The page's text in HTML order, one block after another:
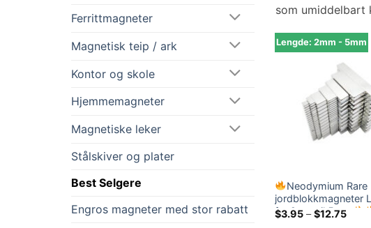
Ferrittmagneter
Magnetisk teip / ark
Kontor og skole
Hjemmemagneter
Magnetiske leker
Stålskiver og plater
Best Selgere
Engros magneter med stor rabatt
som umiddelbart
Lengde: 2mm - 5mm
Neodymium Rare
jordblokkmagneter
fra 2mm til 5mm
$3.95 – $12.75